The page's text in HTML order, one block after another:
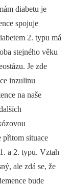
diabetu je
spojuje
2. typu má
stejného věku
Je zde
inzulinu
na naše
přitom situace
a 2. typu. Vztah
ale zdá se, že
bude